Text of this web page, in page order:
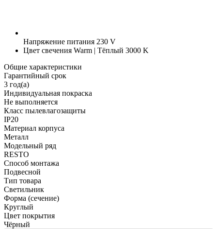
Напряжение питания 230 V
Цвет свечения Warm | Тёплый 3000 K
Общие характеристики
Гарантийный срок
3 год(а)
Индивидуальная покраска
Не выполняется
Класс пылевлагозащиты
IP20
Материал корпуса
Металл
Модельный ряд
RESTO
Способ монтажа
Подвесной
Тип товара
Светильник
Форма (сечение)
Круглый
Цвет покрытия
Чёрный